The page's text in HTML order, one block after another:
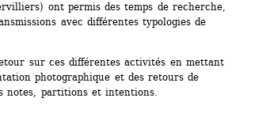
ont permis des temps de recherche,
avec différentes typologies de
sur ces différentes activités en mettant
photographique et des retours de
notes, partitions et intentions.